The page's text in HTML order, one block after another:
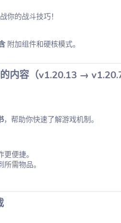
你的战斗技巧！
附加组件和硬核模式。
内容 （v1.20.13 →
，帮助你快速了解游戏机制。
便捷。
需物品。